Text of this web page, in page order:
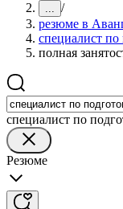
... /
резюме в
специалист по
полная
специалист по
Резюме